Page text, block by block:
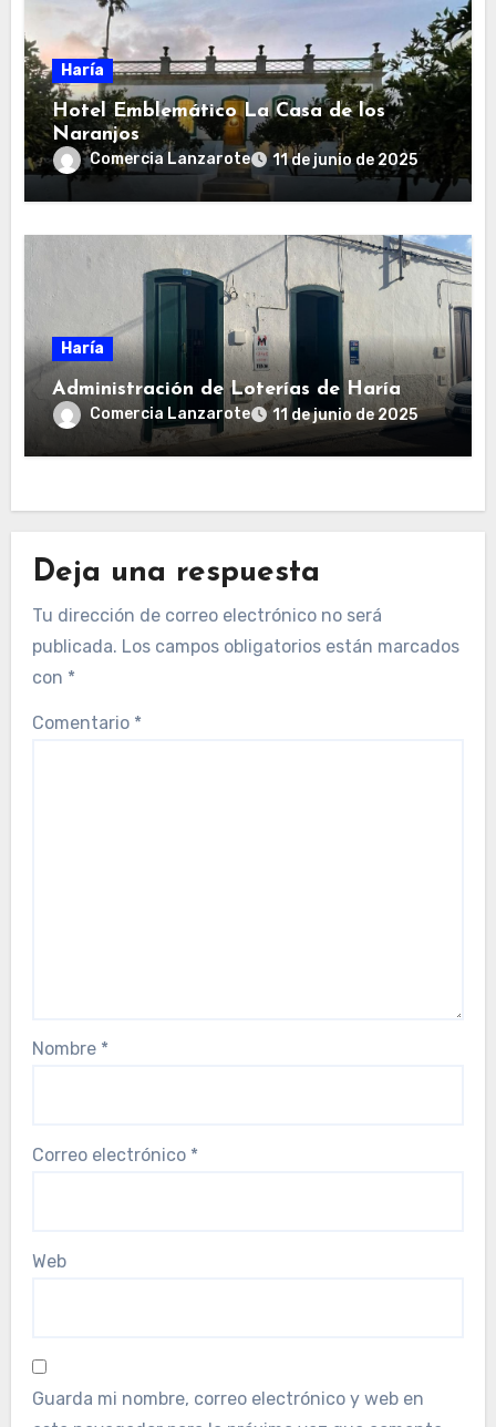
Haría
Hotel Emblemático La Casa de los
Naranjos
Comercia Lanzarote 11 de junio de 2025
Haría
Administración de Loterías de Haría
Comercia Lanzarote 11 de junio de 2025
Deja una respuesta
Tu dirección de correo electrónico no será
publicada. Los campos obligatorios están marcados
con *
Comentario *
Nombre *
Correo electrónico *
Web
Guarda mi nombre, correo electrónico y web en